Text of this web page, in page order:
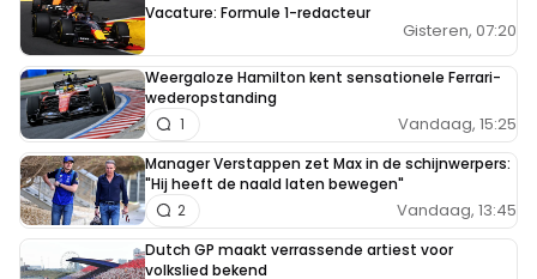
Vacature: Formule 1-redacteur
Gisteren, 07:20
Weergaloze Hamilton kent sensationele Ferrari-
wederopstanding
Vandaag, 15:25
1
Manager Verstappen zet Max in de schijnwerpers:
"Hij heeft de naald laten bewegen"
Vandaag, 13:45
2
Dutch GP maakt verrassende artiest voor
volkslied bekend